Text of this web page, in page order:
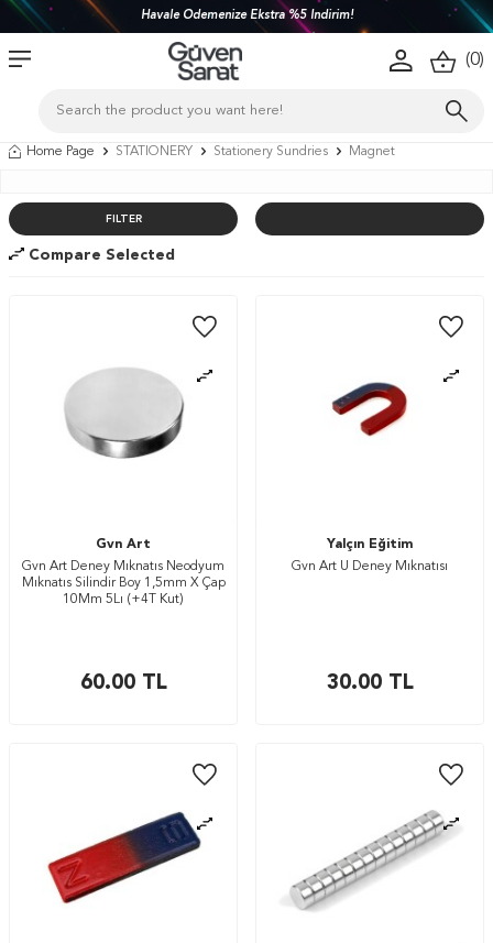
Türkiye'nin her yerine 1450 TL ve üzeri kargo bedava!
(0)
Home Page STATIONERY Stationery Sundries Magnet
FILTER
Compare Selected
Gvn Art
Gvn Art Deney Mıknatıs Neodyum
Mıknatıs Silindir Boy 1,5mm X Çap
10Mm 5Lı (+4T Kut)
60.00TL
Yalçın Eğitim
Gvn Art U Deney Mıknatısı
30.00TL